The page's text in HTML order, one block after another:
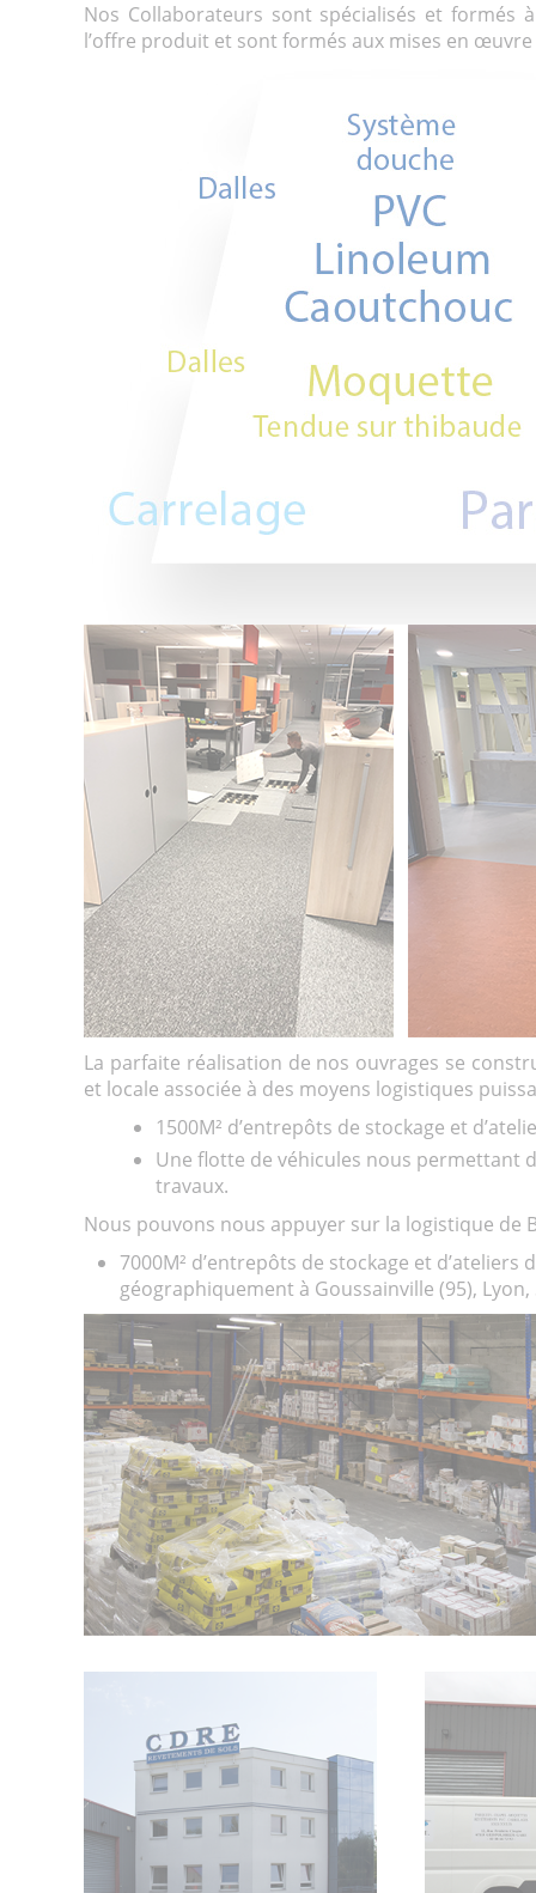
Nos Collaborateurs sont spécialisés et formés
l’offre produit et sont formés aux mises en
La parfaite réalisation de nos ouvrages se
et locale associée à des moyens logistiques
1500M² d’entrepôts de stockage et
Une flotte de véhicules nous permettant
travaux.
Nous pouvons nous appuyer sur la logistique de
7000M² d’entrepôts de stockage et
géographiquement à Goussainville (95), Lyon,